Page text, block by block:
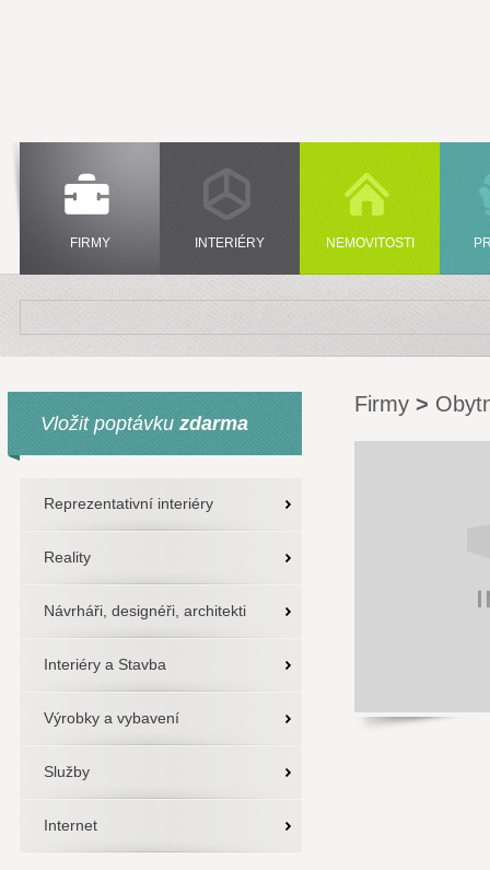
FIRMY INTERIÉRY NEMOVITOSTI
Vložit poptávku zdarma
Reprezentativní interiéry
Reality
Návrháři, designéři, architekti
Interiéry a Stavba
Výrobky a vybavení
Služby
Internet
Firmy >